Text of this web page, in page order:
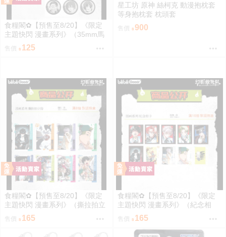
食糧閣✿【預售至8/20】《限定
主題快閃 漫畫系列》（35mm馬
口鐵徽章）惡靈剋星／幻影敢死
隊／主題快閃／宍喰野虎落／是
125
星工坊 原神 絲柯克 動漫抱枕套
等身抱枕套 枕頭套
900
食糧閣✿【預售至8/20】《限定
主題快閃 漫畫系列》（撕拉拍立
得）惡靈剋星／幻影敢死隊／主
題快閃／宍喰野虎落／是岸遊人
售價 165
食糧閣✿【預售至8/20】《限定
主題快閃 漫畫系列》（紀念相
卡）惡靈剋星／幻影敢死隊／主
題快閃／宍喰野虎落／是岸遊人
／觀崎薰／多聞康太郎／壹宮昊
售價 165